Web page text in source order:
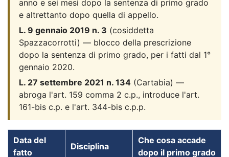
anno e sei mesi dopo la sentenza di primo grado
e altrettanto dopo quella di appello.
L. 9 gennaio 2019 n. 3 (cosiddetta
Spazzacorrotti) — blocco della prescrizione
dopo la sentenza di primo grado, per i fatti dal 1°
gennaio 2020.
L. 27 settembre 2021 n. 134 (Cartabia) —
abroga l'art. 159 comma 2 c.p., introduce l'art.
161-bis c.p. e l'art. 344-bis c.p.p.
Data del
fatto
Disciplina
Che cosa accade
dopo il primo grado